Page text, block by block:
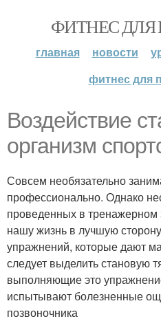
ФИТНЕС
главная новости
фитнес для
Воздействие
организм
Совсем необязательно
профессионально. Однако
проведенных в тренажерном
нашу жизнь в лучшую
упражнений, которые дают
следует выделить становую
выполняющие это
испытывают болезненные
позвоночника